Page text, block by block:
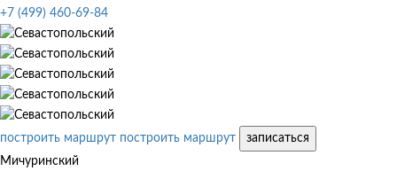
+7 (499) 460-69-84
построить маршрут построить маршрут
записаться
Мичуринский